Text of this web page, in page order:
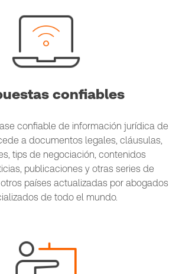
confiables
confiable de información jurídica de
a documentos legales, cláusulas,
tips de negociación, contenidos
publicaciones y otras series de
países actualizadas por abogados
de todo el mundo.